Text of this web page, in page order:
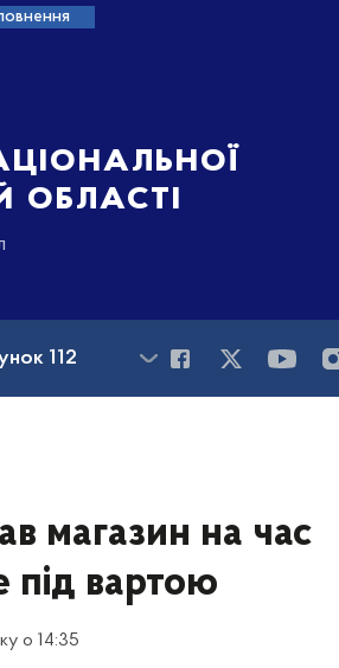
області
112
магазин на час
під вартою
о 14:35